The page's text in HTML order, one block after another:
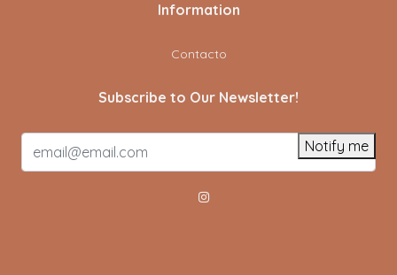
Information
Contacto
Subscribe to Our Newsletter!
Notify me